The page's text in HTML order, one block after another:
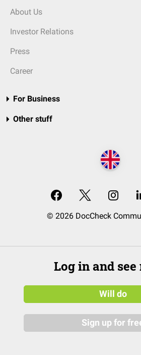
About Us
Investor Relations
Press
Career
For Business
Other stuff
© 2026 DocCheck
Log in and see
Will do
Sign up for